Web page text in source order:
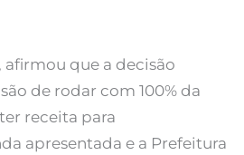
que a decisão
de rodar com 100% da
receita para
apresentada e a Prefeitura